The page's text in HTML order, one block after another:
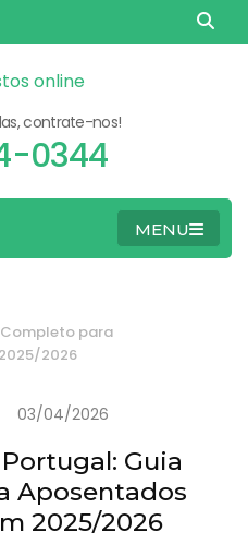
contrate-nos!
0344
MENU
Completo para
2026
03/04/2026
Guia
Aposentados
2025/2026